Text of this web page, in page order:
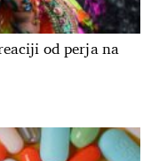
od perja na